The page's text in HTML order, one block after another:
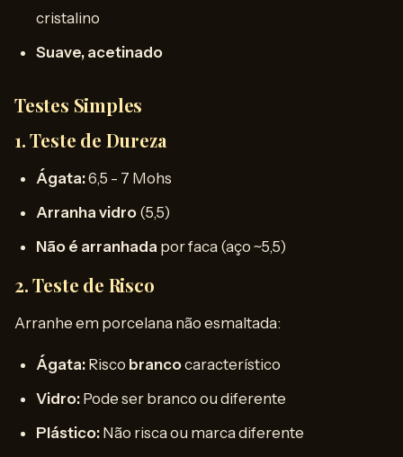
cristalino
Suave, acetinado
Testes Simples
1. Teste de Dureza
Ágata:6,5 - 7 Mohs
Arranha vidro (5,5)
Não é arranhada por faca (aço ~5,5)
2. Teste de Risco
Arranhe em porcelana não esmaltada:
Ágata: Risco brancocaracterístico
Vidro: Pode ser branco ou diferente
Plástico: Não risca ou marca diferente